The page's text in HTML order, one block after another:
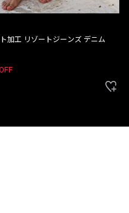
加工 リゾートジーンズ デニム